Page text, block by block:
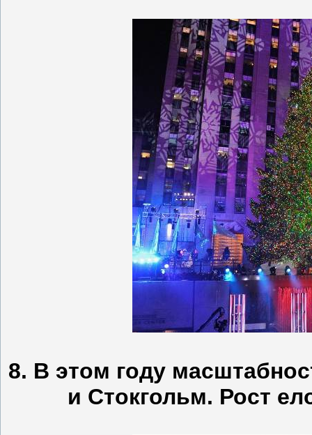
8. В этом году
и Стокгольм. Рост